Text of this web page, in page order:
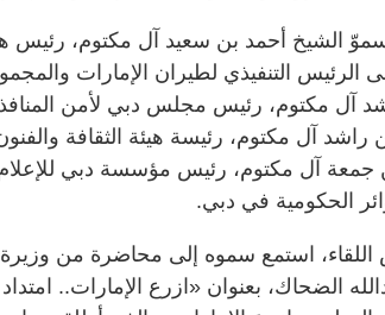
الشيخ أحمد بن سعيد آل مكتوم، رئيس
الرئيس التنفيذي لطيران الإمارات
آل مكتوم، رئيس مجلس دبي لأمن
راشد آل مكتوم، رئيسة هيئة الثقافة
جمعة آل مكتوم، رئيس مؤسسة دبي
الحكومية في دبي.
استمع سموه إلى محاضرة من وزيرة
الضحاك، بعنوان «ازرع الإمارات..